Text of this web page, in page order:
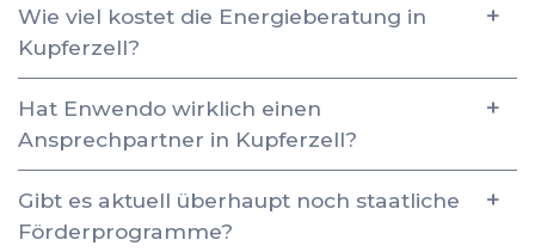
Wie viel kostet die Energieberatung in
Kupferzell?
Hat Enwendo wirklich einen
Ansprechpartner in Kupferzell?
Gibt es aktuell überhaupt noch staatliche
Förderprogramme?